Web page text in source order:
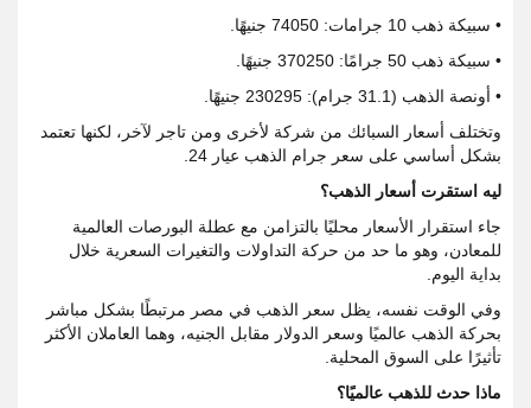
• سبيكة ذهب 10 جرامات: 74050 جنيهًا.
• سبيكة ذهب 50 جرامًا: 370250 جنيهًا.
• أونصة الذهب (31.1 جرام): 230295 جنيهًا.
وتختلف أسعار السبائك من شركة لأخرى ومن تاجر لآخر، لكنها تعتمد
بشكل أساسي على سعر جرام الذهب عيار 24.
ليه استقرت أسعار الذهب؟
جاء استقرار الأسعار محليًا بالتزامن مع عطلة البورصات العالمية
للمعادن، وهو ما حد من حركة التداولات والتغيرات السعرية خلال
بداية اليوم.
وفي الوقت نفسه، يظل سعر الذهب في مصر مرتبطًا بشكل مباشر
بحركة الذهب عالميًا وسعر الدولار مقابل الجنيه، وهما العاملان الأكثر
تأثيرًا على السوق المحلية.
ماذا حدث للذهب عالميًا؟